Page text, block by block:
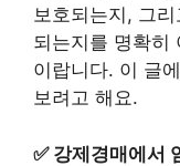
보호되는지, 그
되는지를 명확히
이랍니다. 이 글
보려고 해요.
✅ 강제경매에서